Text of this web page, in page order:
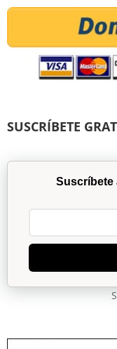
SUSCRÍBETE
Suscríbete